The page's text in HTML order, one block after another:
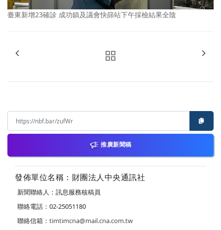
臺東新增23確診 成功鎮及議會快篩站下午採檢結果全陰
推廣新聞稿
發佈單位名稱：財團法人中央通訊社
新聞聯絡人：訊息服務核稿員
聯絡電話：02-25051180
聯絡信箱： timtimcna@mail.cna.com.tw